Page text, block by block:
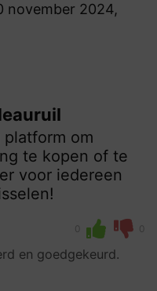
november 2024,
om
te kopen of te
voor iedereen
0 0
en goedgekeurd.